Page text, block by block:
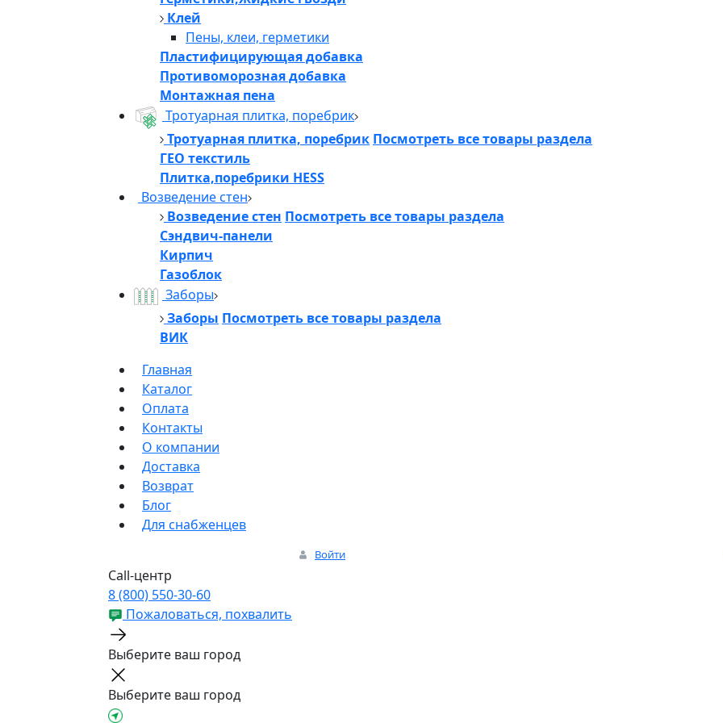
Клей
Пены, клеи, герметики
Пластифицирующая добавка
Противоморозная добавка
Монтажная пена
Тротуарная плитка, поребрик
Тротуарная плитка, поребрик Посмотреть все товары раздела
ГЕО текстиль
Плитка,поребрики HESS
Возведение стен
Возведение стен Посмотреть все товары раздела
Сэндвич-панели
Кирпич
Газоблок
Заборы
Заборы Посмотреть все товары раздела
ВИК
Главная
Каталог
Оплата
Контакты
О компании
Доставка
Возврат
Блог
Для снабженцев
Войти
Call-центр
8 (800) 550-30-60
Пожаловаться, похвалить
Выберите ваш город
Выберите ваш город